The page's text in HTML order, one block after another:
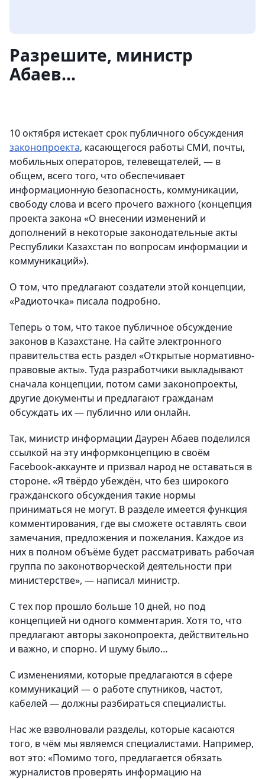
Разрешите, министр
Абаев...
10 октября истекает срок публичного обсуждения
законопроекта, касающегося работы СМИ, почты,
мобильных операторов, телевещателей, — в
общем, всего того, что обеспечивает
информационную безопасность, коммуникации,
свободу слова и всего прочего важного (концепция
проекта закона «О внесении изменений и
дополнений в некоторые законодательные акты
Республики Казахстан по вопросам информации и
коммуникаций»).
О том, что предлагают создатели этой концепции,
«Радиоточка» писала подробно.
Теперь о том, что такое публичное обсуждение
законов в Казахстане. На сайте электронного
правительства есть раздел «Открытые нормативно-
правовые акты». Туда разработчики выкладывают
сначала концепции, потом сами законопроекты,
другие документы и предлагают гражданам
обсуждать их — публично или онлайн.
Так, министр информации Даурен Абаев поделился
ссылкой на эту информконцепцию в своём
Facebook-аккаунте и призвал народ не оставаться в
стороне. «Я твёрдо убеждён, что без широкого
гражданского обсуждения такие нормы
приниматься не могут. В разделе имеется функция
комментирования, где вы сможете оставлять свои
замечания, предложения и пожелания. Каждое из
них в полном объёме будет рассматривать рабочая
группа по законотворческой деятельности при
министерстве», — написал министр.
С тех пор прошло больше 10 дней, но под
концепцией ни одного комментария. Хотя то, что
предлагают авторы законопроекта, действительно
и важно, и спорно. И шуму было…
С изменениями, которые предлагаются в сфере
коммуникаций — о работе спутников, частот,
кабелей — должны разбираться специалисты.
Нас же взволновали разделы, которые касаются
того, в чём мы являемся специалистами. Например,
вот это: «Помимо того, предлагается обязать
журналистов проверять информацию на